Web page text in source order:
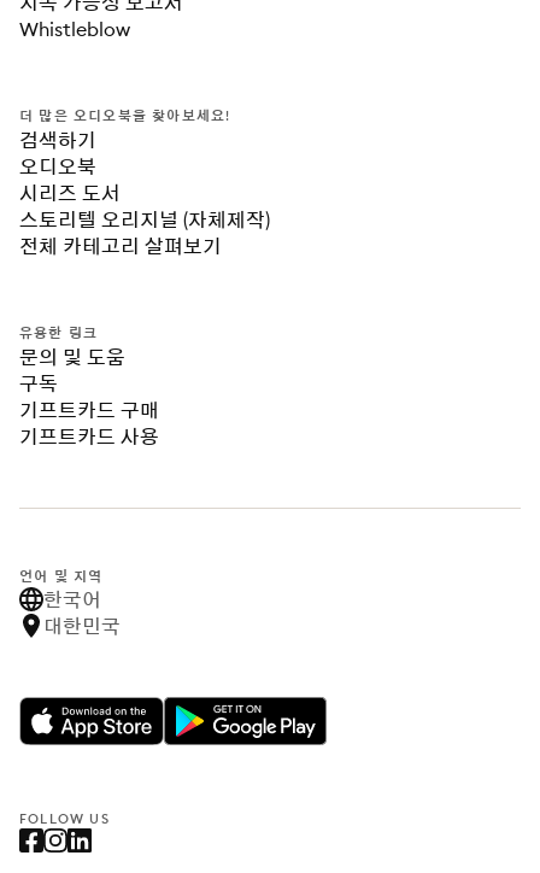
Whistleblow
더 많은 오디오북을 찾아보세요!
검색하기
오디오북
시리즈 도서
스토리텔 오리지널 (자체제작)
전체 카테고리 살펴보기
유용한 링크
문의 및 도움
구독
기프트카드 구매
기프트카드 사용
언어 및 지역
한국어
대한민국
FOLLOW US